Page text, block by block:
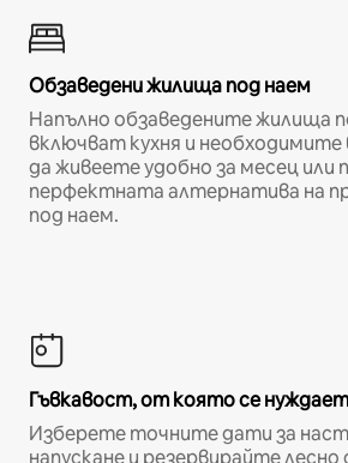
Обзаведени жилища под наем
Напълно обзаведените жилища
включват кухня и необходимите
да живеете удобно за месец или
перфектната алтернатива на
под наем.
Гъвкавост, от която се
Изберете точните дати за
напускане и резервирайте лесно